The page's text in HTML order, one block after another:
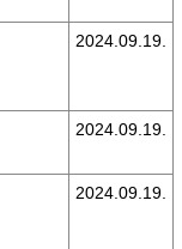
2024.09.19.
2024.09.19.
2024.09.19.